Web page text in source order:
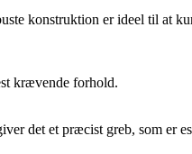
konstruktion er ideel til at
krævende forhold.
det et præcist greb, som er